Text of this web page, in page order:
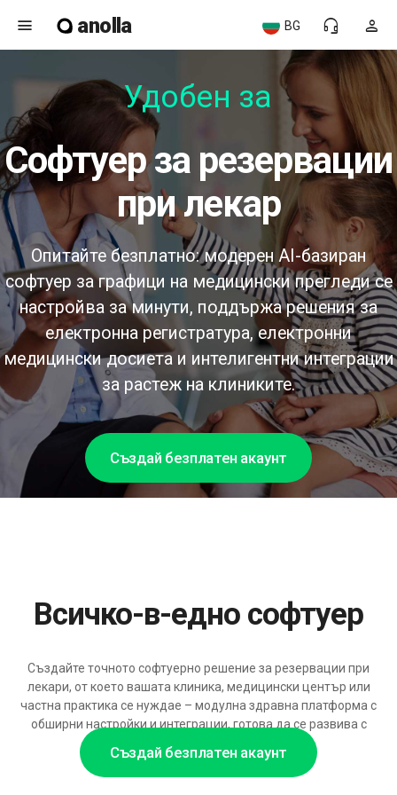
menu anolla person
headset_mic
BG
Удобен за п
софтуер за резервации
при лекар
Опитайте безплатно: модерен AI-базиран
софтуер за графици на медицински прегледи се
настройва за минути, поддържа решения за
електронна регистратура, електронни
медицински досиета и интелигентни интеграции
за растеж на клиниките.
Създай безплатен акаунт
Създай безплатен акаунт
Всичко-в-едно софтуер
Създайте точното софтуерно решение за резервации при
лекари, от което вашата клиника, медицински център или
частна практика се нуждае – модулна здравна платформа с
обширни настройки и интеграции, готова да се развива с
подкрепата на изкуствен интелект.